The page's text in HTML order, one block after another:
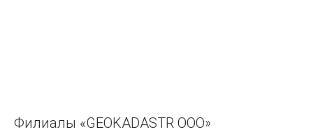
Филиалы «GEOKADASTR ООО»